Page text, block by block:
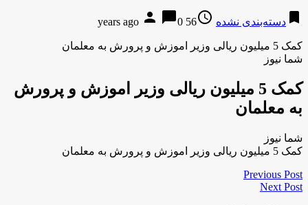
bookmark دسته‌بندی نشده access_time
56 years ago
person chat_bubble0
کمک 5 میلیون ریالی وزیر اموزش و پرورش به معلمان
شما نیوز
کمک 5 میلیون ریالی وزیر اموزش و پرورش
به معلمان
شما نیوز
کمک 5 میلیون ریالی وزیر اموزش و پرورش به معلمان
Previous Post
Next Post